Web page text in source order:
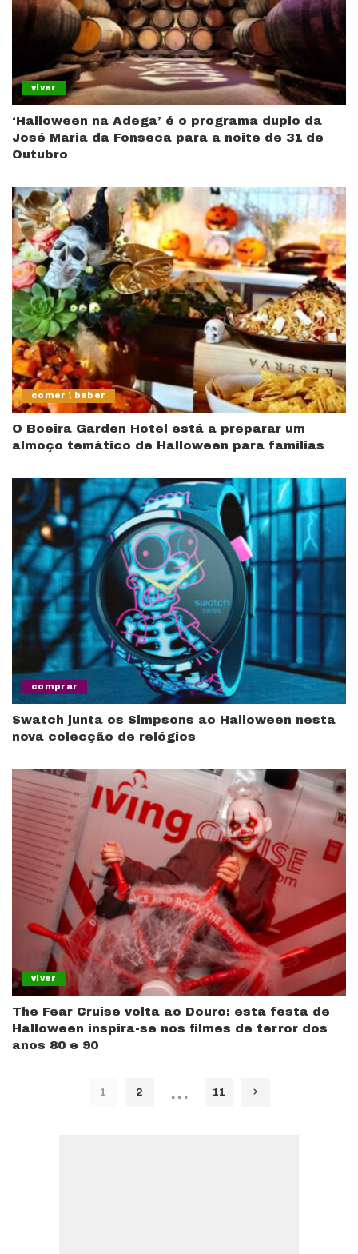
viver
‘Halloween na Adega’ é o programa duplo da
José Maria da Fonseca para a noite de 31 de
Outubro
comer \ beber
O Boeira Garden Hotel está a preparar um
almoço temático de Halloween para famílias
comprar
Swatch junta os Simpsons ao Halloween nesta
nova colecção de relógios
viver
The Fear Cruise volta ao Douro: esta festa de
Halloween inspira-se nos filmes de terror dos
anos 80 e 90
1 2 … 11